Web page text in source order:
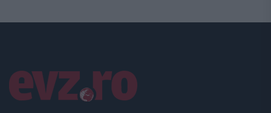
Linkuri utile